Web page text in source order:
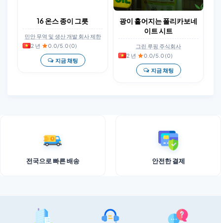
16 온스 종이 그릇
민안 무역 및 생산 개발 회사 제한
2 년· 0.0/5.0 (0)
지금 채팅
광이 흩어지는 폴리카보네
이트 시트
그린 루핑 주식회사
2 년· 0.0/5.0 (0)
지금 채팅
전국으로 빠른 배송 안전한 결제